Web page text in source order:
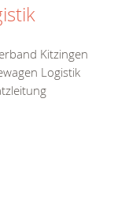
Kitzingen
Logistik